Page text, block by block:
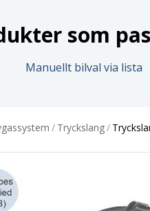
som
Manuellt bilval via lista
/ Tryckslang/